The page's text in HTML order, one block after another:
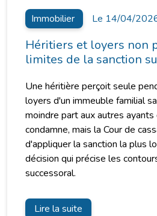
Immobilier Le 14/04/
Héritiers et loyers non
limites de la sanction
Une héritière perçoit seule
loyers d'un immeuble familial
moindre part aux autres
condamne, mais la Cour de
d'appliquer la sanction la plus
décision qui précise les
successoral.
Lire la suite